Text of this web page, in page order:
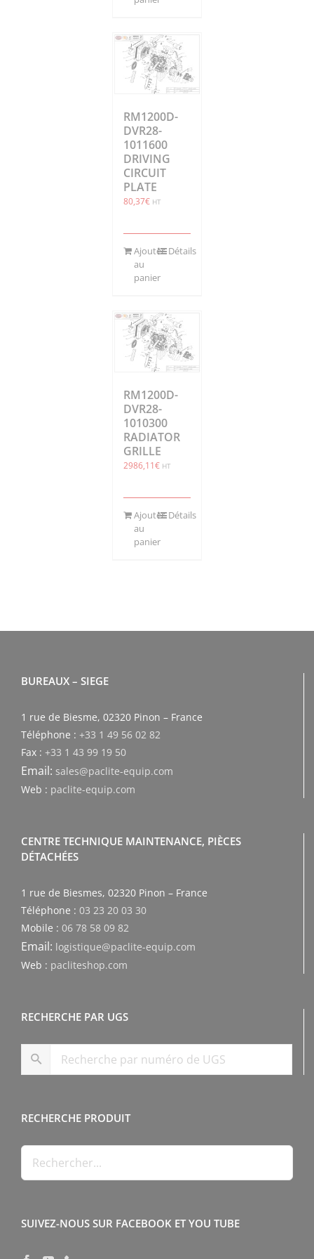
RM1200D-
DVR28-
1011600
DRIVING
CIRCUIT
PLATE
80,37€ HT
Ajouter
au
panier
Détails
RM1200D-
DVR28-
1010300
RADIATOR
GRILLE
2986,11€ HT
Ajouter
au
panier
Détails
BUREAUX – SIEGE
1 rue de Biesme, 02320 Pinon – France
Téléphone : +33 1 49 56 02 82
Fax : +33 1 43 99 19 50
Email: sales@paclite-equip.com
Web : paclite-equip.com
CENTRE TECHNIQUE MAINTENANCE, PIÈCES
DÉTACHÉES
1 rue de Biesmes, 02320 Pinon – France
Téléphone : 03 23 20 03 30
Mobile : 06 78 58 09 82
Email: logistique@paclite-equip.com
Web : pacliteshop.com
RECHERCHE PAR UGS
RECHERCHE PRODUIT
SUIVEZ-NOUS SUR FACEBOOK ET YOU TUBE